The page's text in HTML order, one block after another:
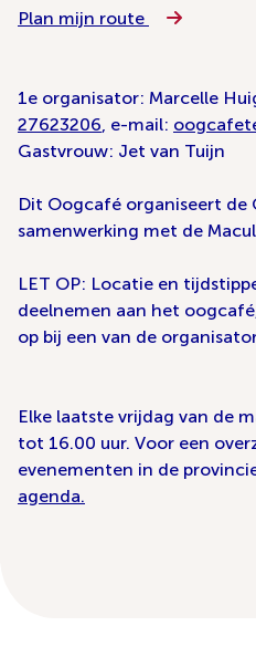
Plan mijn route
1e organisator: Marcelle
27623206, e-mail:
Gastvrouw: Jet van Tuijn
Dit Oogcafé organiseert de
samenwerking met de
LET OP: Locatie en
deelnemen aan het
op bij een van de
Elke laatste vrijdag van de
tot 16.00 uur. Voor een
evenementen in de
agenda.